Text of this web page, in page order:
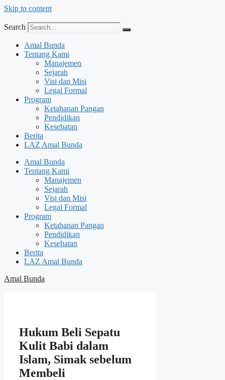
Skip to content
Search
Amal Bunda
Tentang Kami
Manajemen
Sejarah
Visi dan Misi
Legal Formal
Program
Ketahanan Pangan
Pendidikan
Kesehatan
Berita
LAZ Amal Bunda
Amal Bunda
Tentang Kami
Manajemen
Sejarah
Visi dan Misi
Legal Formal
Program
Ketahanan Pangan
Pendidikan
Kesehatan
Berita
LAZ Amal Bunda
Amal Bunda
Hukum Beli Sepatu
Kulit Babi dalam
Islam, Simak sebelum
Membeli